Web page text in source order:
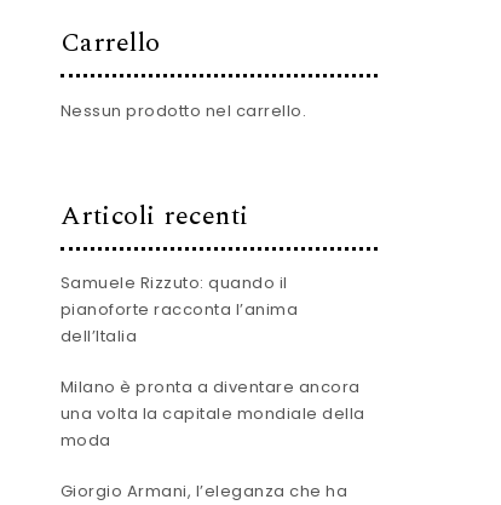
Carrello
Nessun prodotto nel carrello.
Articoli recenti
Samuele Rizzuto: quando il
pianoforte racconta l’anima
dell’Italia
Milano è pronta a diventare ancora
una volta la capitale mondiale della
moda
Giorgio Armani, l’eleganza che ha